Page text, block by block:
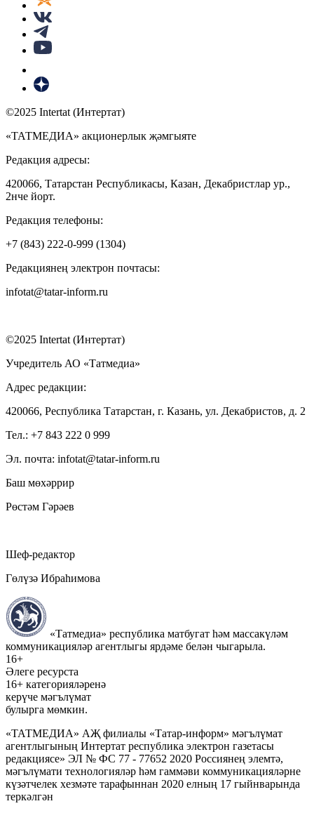
©2025 Intertat (Интертат)
«ТАТМЕДИА» акционерлык җәмгыяте
Редакция адресы:
420066, Татарстан Республикасы, Казан, Декабристлар ур.,
2нче йорт.
Редакция телефоны:
+7 (843) 222-0-999 (1304)
Редакциянең электрон почтасы:
infotat@tatar-inform.ru
©2025 Intertat (Интертат)
Учредитель АО «Татмедиа»
Адрес редакции:
420066, Республика Татарстан, г. Казань, ул. Декабристов, д. 2
Тел.: +7 843 222 0 999
Эл. почта: infotat@tatar-inform.ru
Баш мөхәррир
Рөстәм Гәрәев
Шеф-редактор
Гөлүзә Ибраһимова
«Татмедиа» республика матбугат һәм массакүләм
коммуникацияләр агентлыгы ярдәме белән чыгарыла.
16+
Әлеге ресурста
16+ категорияләренә
керүче мәгълүмат
булырга мөмкин.
«ТАТМЕДИА» АҖ филиалы «Татар-информ» мәгълүмат
агентлыгының Интертат республика электрон газетасы
редакциясе» ЭЛ № ФС 77 - 77652 2020 Россиянең элемтә,
мәгълүмати технологияләр һәм гаммәви коммуникацияләрне
күзәтчелек хезмәте тарафыннан 2020 елның 17 гыйнварында
теркәлгән